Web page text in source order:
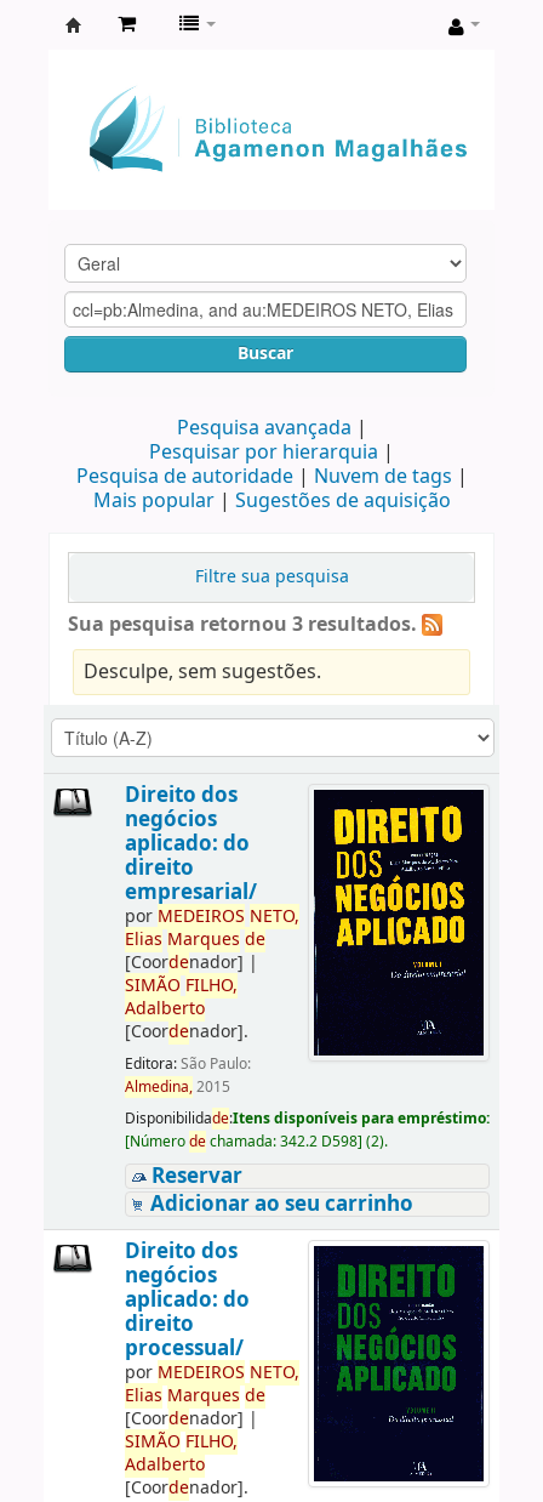
Agamenon
Magalhães
Buscar
Pesquisa avançada
Pesquisar por hierarquia
Pesquisa de autoridade
Nuvem de tags
Mais popular
Sugestões de aquisição
Filtre sua pesquisa
Sua pesquisa retornou 3 resultados.
Desculpe, sem sugestões.
Direito dos
negócios
aplicado: do
direito
empresarial/
por MEDEIROS NETO,
Elias Marques de
[Coordenador] |
SIMÃO FILHO,
Adalberto
[Coordenador].
Editora:São Paulo:
Almedina,2015
Disponibilidade:Itens disponíveis para empréstimo:
[Númerodechamada:342.2 D598] (2).
Reservar
Adicionar ao seu carrinho
Direito dos
negócios
aplicado: do
direito
processual/
por MEDEIROS NETO,
Elias Marques de
[Coordenador] |
SIMÃO FILHO,
Adalberto
[Coordenador].